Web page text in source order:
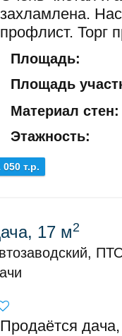
захламлена.
профлист. Торг
Площадь:
Площадь
Материал стен:
Этажность:
050 т.р.
17 м2
Продаётся